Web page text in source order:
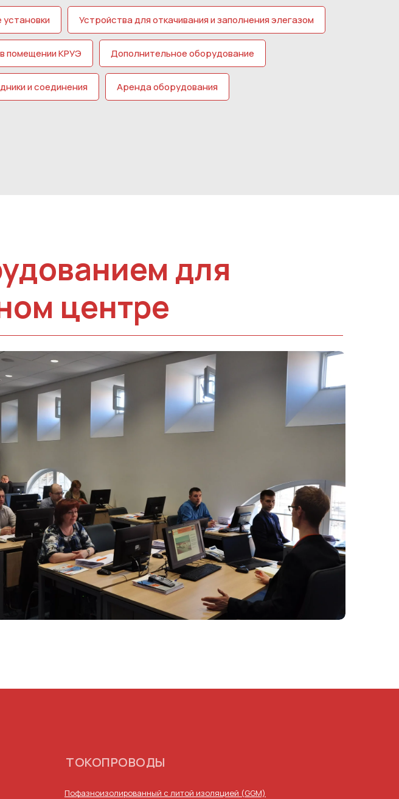
Устройства для откачивания и заполнения элегазом
помещении КРУЭ Дополнительное оборудование
и соединения Аренда оборудования
для
центре
Пофазноизолированный с литой изоляцией (GGM)
ТОКОПРОВОДЫ